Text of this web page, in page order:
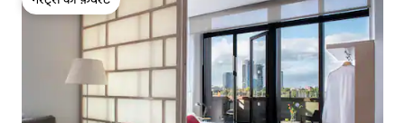
गेस्ट्स की फ़ेवरेट